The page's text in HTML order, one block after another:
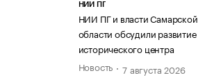
НИИ ПГ
НИИ ПГ и власти Самарской
области обсудили развитие
исторического центра
Новость
7 августа 2026